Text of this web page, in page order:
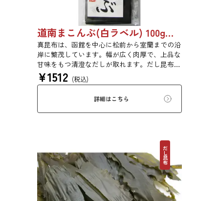
道南まこんぶ(白ラベル) 100g 6816
真昆布は、函館を中心に松前から室蘭までの沿
岸に繁茂しています。幅が広く肉厚で、上品な
甘味をもつ清澄なだしが取れます。だし昆布、
塩昆布、おぼろ昆布、とろろ昆布、佃煮、バッ
テラなどに用いられます。
¥1512 (税込)
詳細はこちら
だし昆布